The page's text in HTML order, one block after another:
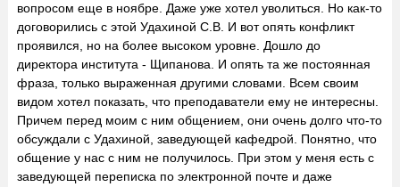
вопросом еще в ноябре. Даже уже хотел уволиться. Но как-то
договорились с этой Удахиной С.В. И вот опять конфликт
проявился, но на более высоком уровне. Дошло до
директора института - Щипанова. И опять та же постоянная
фраза, только выраженная другими словами. Всем своим
видом хотел показать, что преподаватели ему не интересны.
Причем перед моим с ним общением, они очень долго что-то
обсуждали с Удахиной, заведующей кафедрой. Понятно, что
общение у нас с ним не получилось. При этом у меня есть с
заведующей переписка по электронной почте и даже